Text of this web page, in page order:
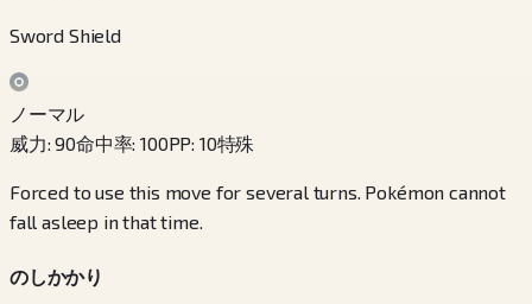
Sword Shield
ノーマル
威力:90命中率:100PP: 10特殊
Forced to use this move for several turns. Pokémon cannot
fall asleep in that time.
のしかかり